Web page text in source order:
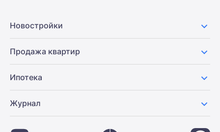
Новостройки
Продажа квартир
Ипотека
Журнал